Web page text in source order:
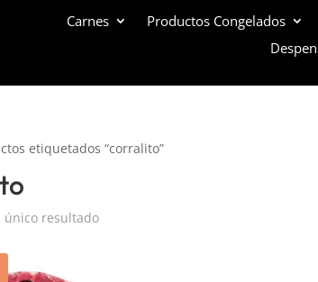
Carnes Productos Congelados
etiquetados “corralito”
único resultado